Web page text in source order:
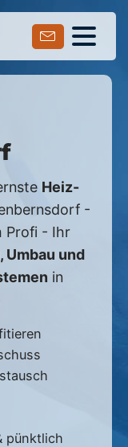
Heiz-
-
Profi - Ihr
Umbau und
in
pünktlich